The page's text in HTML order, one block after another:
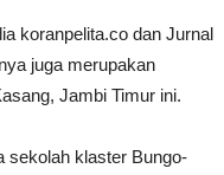
koranpelita.co dan Jurnal
juga merupakan
Jambi Timur ini.
sekolah klaster Bungo-